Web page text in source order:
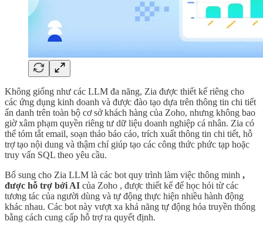
Không giống như các LLM đa năng, Zia được thiết kế riêng cho
các ứng dụng kinh doanh và được đào tạo dựa trên thông tin chi tiết
ẩn danh trên toàn bộ cơ sở khách hàng của Zoho, nhưng không bao
giờ xâm phạm quyền riêng tư dữ liệu doanh nghiệp cá nhân. Zia có
thể tóm tắt email, soạn thảo báo cáo, trích xuất thông tin chi tiết, hỗ
trợ tạo nội dung và thậm chí giúp tạo các công thức phức tạp hoặc
truy vấn SQL theo yêu cầu.
Bổ sung cho Zia LLM là các bot quy trình làm việc thông minh ,
được hỗ trợ bởi AI của Zoho , được thiết kế để học hỏi từ các
tương tác của người dùng và tự động thực hiện nhiều hành động
khác nhau. Các bot này vượt xa khả năng tự động hóa truyền thống
bằng cách cung cấp hỗ trợ ra quyết định.